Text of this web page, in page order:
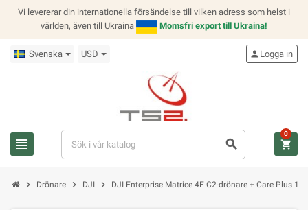
Vi levererar din internationella försändelse till vilken adress som helst i
världen, även till Ukraina
Momsfri export till Ukraina!
Svenska USD
view_headline search
person Logga in
shopping_cart
0
chevron_right Drönare chevron_right DJI chevron_right DJI Enterprise Matrice 4E C2-drönare + Care Plus 1